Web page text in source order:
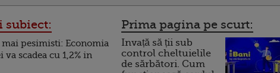
subiect:
pesimisti: Economia
va scadea cu 1,2% in
Prima pagina pe scurt:
Invață să ții sub
control cheltuielile
de sărbători. Cum